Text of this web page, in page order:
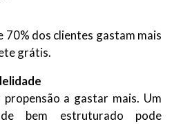
dos clientes gastam mais
grátis.
a gastar mais. Um
bem estruturado pode